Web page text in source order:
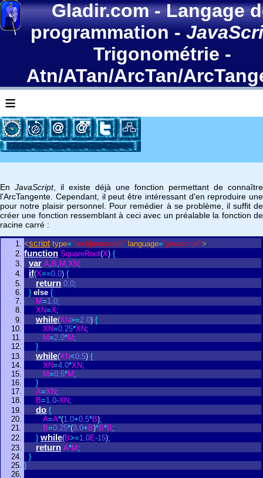
Gladir.com-Langage
programmation-
Trigonométrie -
Atn/ATan/ArcTan/
≡
En JavaScript, il existe déjà une fonction permettant de connaître
l'ArcTangente. Cependant, il peut être intéressant d'en reproduire une
pour notre plaisir personnel. Pour remédier à se problème, il suffit de
créer une fonction ressemblant à ceci avec un préalable la fonction de
racine carré :
<script type="text/javascript" language="javascript">
function SquareRoot(X) {
var A, B, M ,XN;
if(X==0.0) {
return 0.0;
} else {
M=1.0;
XN=X;
while(XN>=2.0) {
XN=0.25*XN;
M=2.0*M ;
}
while(XN<0.5) {
XN=4.0*XN;
M=0.5*M ;
}
A=XN;
B=1.0-XN;
do {
A=A*(1.0+0.5*B);
B=0.25*(3.0+ B)*B*B;
} while(B>=1.0E-15);
return A*M ;
}
}